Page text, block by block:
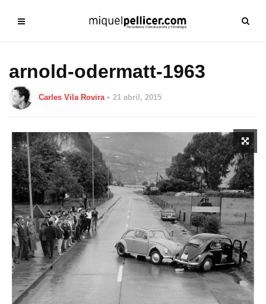
arnold-odermatt-1963
Carles Vila Rovira 21 abril, 2015